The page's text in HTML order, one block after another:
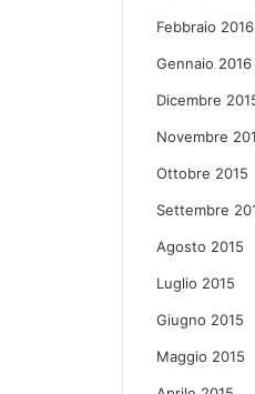
Febbraio 2016
Gennaio 2016
Dicembre
Novembre
Ottobre 2015
Settembre
Agosto 2015
Luglio 2015
Giugno 2015
Maggio 2015